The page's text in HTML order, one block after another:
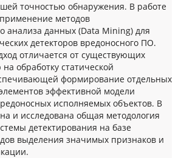
точностью обнаружения. В работе
методов
анализа данных (Data Mining) для
детекторов вредоносного ПО.
отличается от существующих
обработку статической
формирование отдельных
эффективной модели
исполняемых объектов. В
и исследована общая методология
детектирования на базе
выделения значимых признаков и